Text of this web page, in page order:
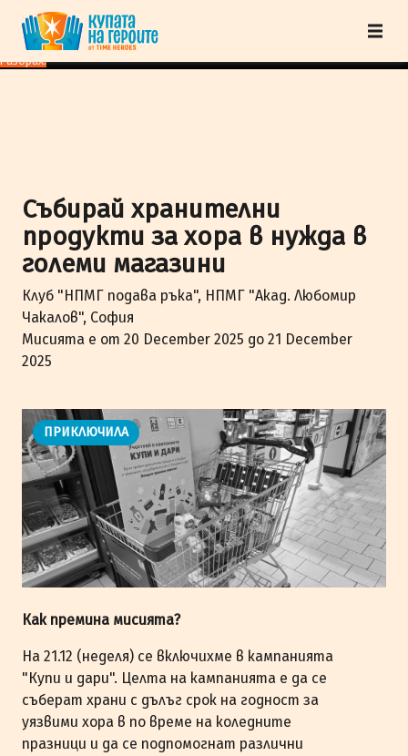
"Купата на героите" от TimeHeroes ползва cookies, за да осигурим по-
добро представяне на сайта и да подобрим Вашето преживяване.Научи
повече
Разбрах!
Събирай хранителни
продукти за хора в нужда в
големи магазини
Клуб "НПМГ подава ръка", НПМГ "Акад. Любомир
Чакалов", София
Мисията е от 20 December 2025 до 21 December
2025
ПРИКЛЮЧИЛА
Как премина мисията?
На 21.12 (неделя) се включихме в кампанията
"Купи и дари". Целта на кампанията е да се
съберат храни с дълъг срок на годност за
уязвими хора в по време на коледните
празници и да се подпомогнат различни